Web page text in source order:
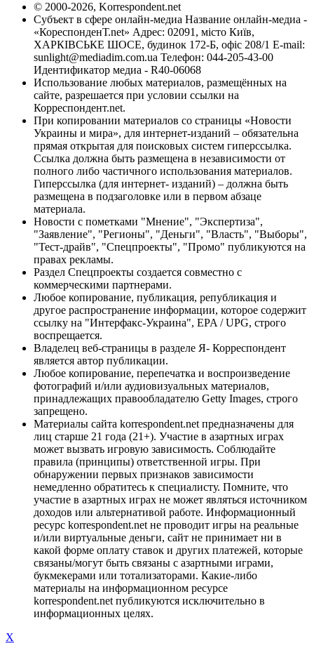
© 2000-2026, Korrespondent.net
Субъект в сфере онлайн-медиа Название онлайн-медиа -
«КореспонденТ.net» Адрес: 02091, місто Київ,
ХАРКІВСЬКЕ ШОСЕ, будинок 172-Б, офіс 208/1 E-mail:
sunlight@mediadim.com.ua Телефон: 044-205-43-00
Идентификатор медиа - R40-06068
Использование любых материалов, размещённых на
сайте, разрешается при условии ссылки на
Корреспондент.net.
При копировании материалов со страницы «Новости
Украины и мира», для интернет-изданий – обязательна
прямая открытая для поисковых систем гиперссылка.
Ссылка должна быть размещена в независимости от
полного либо частичного использования материалов.
Гиперссылка (для интернет- изданий) – должна быть
размещена в подзаголовке или в первом абзаце
материала.
Новости с пометками "Мнение", "Экспертиза",
"Заявление", "Регионы", "Деньги", "Власть", "Выборы",
"Тест-драйв", "Спецпроекты", "Промо" публикуются на
правах рекламы.
Раздел Спецпроекты создается совместно с
коммерческими партнерами.
Любое копирование, публикация, републикация и
другое распространение информации, которое содержит
ссылку на "Интерфакс-Украина", EPA / UPG, строго
воспрещается.
Владелец веб-страницы в разделе Я- Корреспондент
является автор публикации.
Любое копирование, перепечатка и воспроизведение
фотографий и/или аудиовизуальных материалов,
принадлежащих правообладателю Getty Images, строго
запрещено.
Материалы сайта korrespondent.net предназначены для
лиц старше 21 года (21+). Участие в азартных играх
может вызвать игровую зависимость. Соблюдайте
правила (принципы) ответственной игры. При
обнаружении первых признаков зависимости
немедленно обратитесь к специалисту. Помните, что
участие в азартных играх не может являться источником
доходов или альтернативой работе. Информационный
ресурс korrespondent.net не проводит игры на реальные
и/или виртуальные деньги, сайт не принимает ни в
какой форме оплату ставок и других платежей, которые
связаны/могут быть связаны с азартными играми,
букмекерами или тотализаторами. Какие-либо
материалы на информационном ресурсе
korrespondent.net публикуются исключительно в
информационных целях.
X